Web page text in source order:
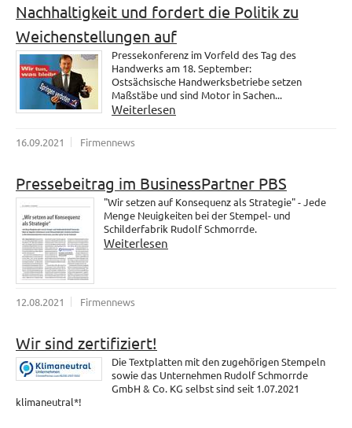
Nachhaltigkeit und fordert die Politik zu
Weichenstellungen auf
Pressekonferenz im Vorfeld des Tag des
Handwerks am 18. September:
Ostsächsische Handwerksbetriebe setzen
Maßstäbe und sind Motor in Sachen...
Weiterlesen
16.09.2021 Firmennews
Pressebeitrag im BusinessPartner PBS
"Wir setzen auf Konsequenz als Strategie" - Jede
Menge Neuigkeiten bei der Stempel- und
Schilderfabrik Rudolf Schmorrde.
Weiterlesen
12.08.2021 Firmennews
Wir sind zertifiziert!
Die Textplatten mit den zugehörigen Stempeln
sowie das Unternehmen Rudolf Schmorrde
GmbH & Co. KG selbst sind seit 1.07.2021
klimaneutral*!